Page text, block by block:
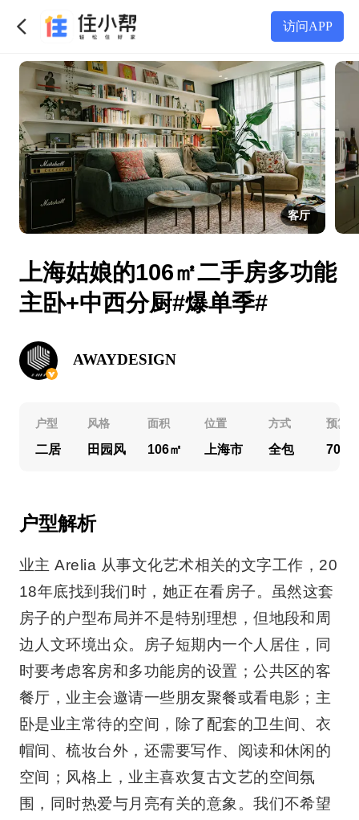
访问APP
客厅
上海姑娘的106㎡二手房多功能
主卧+中西分厨#爆单季#
AWAYDESIGN
户型
二居
风格
田园风
面积
106㎡
位置
上海市
方式
全包
预算
70万
户型解析
业主 Arelia 从事文化艺术相关的文字工作，20
18年底找到我们时，她正在看房子。虽然这套
房子的户型布局并不是特别理想，但地段和周
边人文环境出众。房子短期内一个人居住，同
时要考虑客房和多功能房的设置；公共区的客
餐厅，业主会邀请一些朋友聚餐或看电影；主
卧是业主常待的空间，除了配套的卫生间、衣
帽间、梳妆台外，还需要写作、阅读和休闲的
空间；风格上，业主喜欢复古文艺的空间氛
围，同时热爱与月亮有关的意象。我们不希望